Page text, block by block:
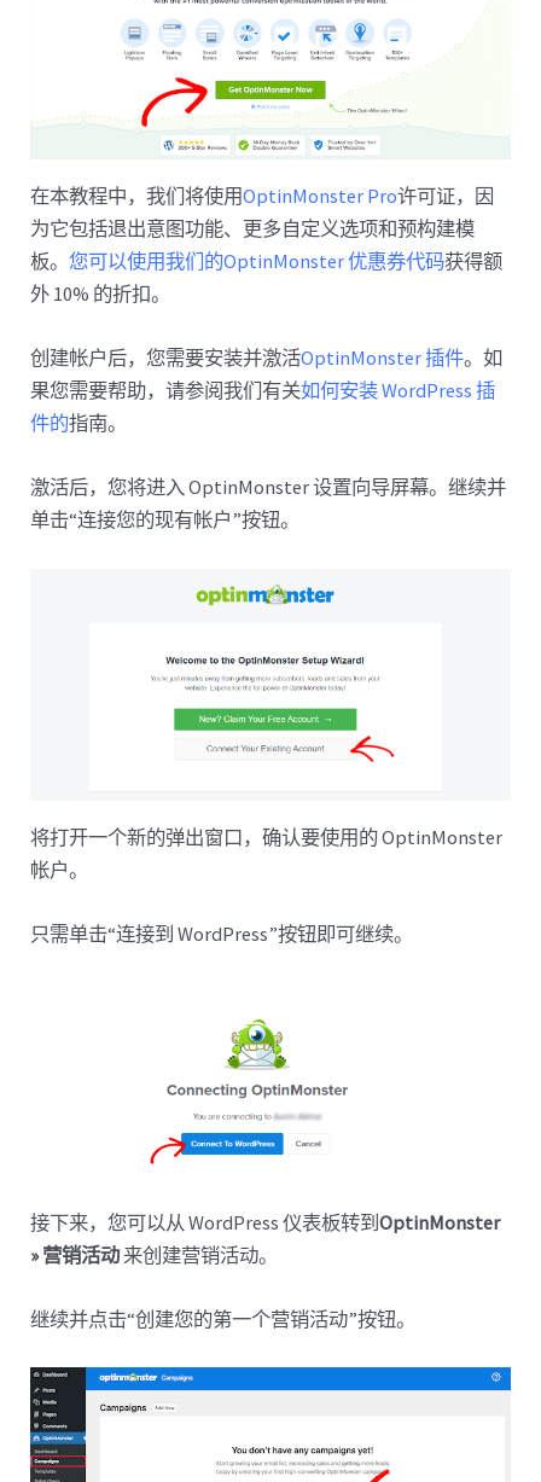
在本教程中，我们将使用OptinMonster Pro许可证，因
为它包括退出意图功能、更多自定义选项和预构建模
板。您可以使用我们的OptinMonster 优惠券代码获得额
外 10% 的折扣。
创建帐户后，您需要安装并激活OptinMonster 插件。如
果您需要帮助，请参阅我们有关如何安装 WordPress 插
件的指南。
激活后，您将进入 OptinMonster 设置向导屏幕。继续并
单击“连接您的现有帐户”按钮。
将打开一个新的弹出窗口，确认要使用的 OptinMonster
帐户。
只需单击“连接到 WordPress”按钮即可继续。
接下来，您可以从 WordPress 仪表板转到OptinMonster
» 营销活动来创建营销活动。
继续并点击“创建您的第一个营销活动”按钮。